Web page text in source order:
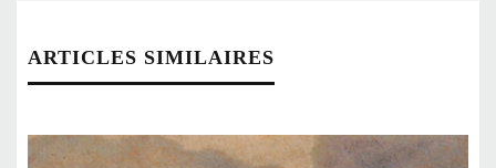
ARTICLES SIMILAIRES